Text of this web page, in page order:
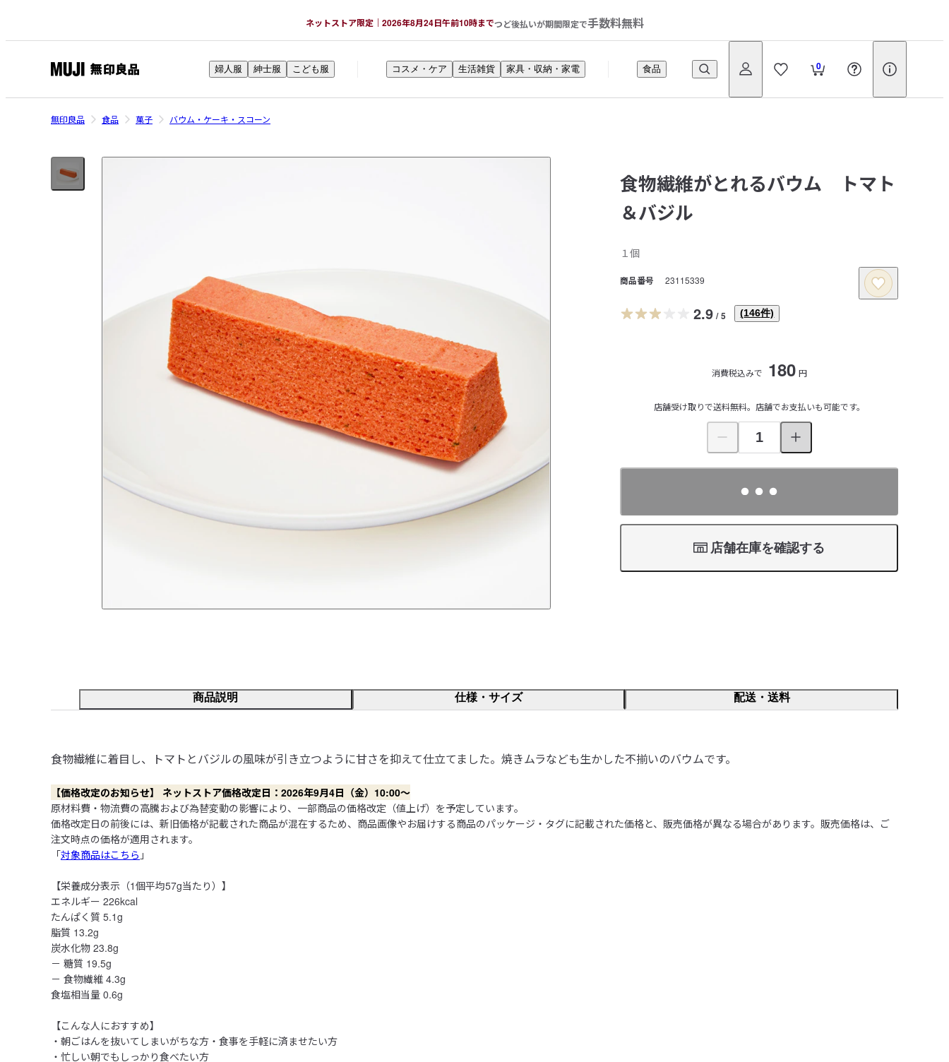
ネットストア限定｜2026年8月24日午前10時までつど後払いが期間限定で手数料無料
印
良
ネ
ッ
ト
0
婦人服 紳士服 こども服 コスメ・ケア 生活雑貨 家具・収納・家電 食品
無印良品 食品 菓子 バウム・ケーキ・スコーン
食物繊維がとれるバウム トマト
＆バジル
１個
商品番号 23115339
2.9 / 5 (146件)
消費税込みで 180 円
店舗受け取りで送料無料。店舗でお支払いも可能です。
店舗在庫を確認する
商品説明 仕様・サイズ 配送・送料
食物繊維に着目し、トマトとバジルの風味が引き立つように甘さを抑えて仕立てました。焼きムラなども生かした不揃いのバウムです。
【価格改定のお知らせ】 ネットストア価格改定日：2026年9月4日（金）10:00～
原材料費・物流費の高騰および為替変動の影響により、一部商品の価格改定（値上げ）を予定しています。
価格改定日の前後には、新旧価格が記載された商品が混在するため、商品画像やお届けする商品のパッケージ・タグに記載された価格と、販売価格が異なる場合があります。販売価格は、ご
注文時点の価格が適用されます。
「対象商品はこちら 」
【栄養成分表示（1個平均57g当たり）】
エネルギー 226kcal
たんぱく質 5.1g
脂質 13.2g
炭水化物 23.8g
－ 糖質 19.5g
－ 食物繊維 4.3g
食塩相当量 0.6g
【こんな人におすすめ】
・朝ごはんを抜いてしまいがちな方・食事を手軽に済ませたい方
・忙しい朝でもしっかり食べたい方